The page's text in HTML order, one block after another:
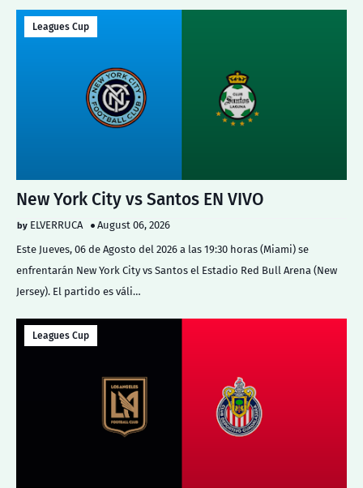
Leagues Cup
New York City vs Santos EN VIVO
ELVERRUCA
August 06, 2026
Este Jueves, 06 de Agosto del 2026 a las 19:30 horas (Miami) se
enfrentarán New York City vs Santos el Estadio Red Bull Arena (New
Jersey). El partido es váli…
Leagues Cup